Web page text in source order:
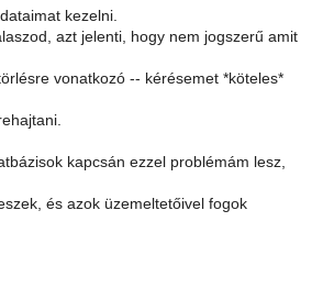
kezelni.
azt jelenti, hogy nem jogszerű amit
vonatkozó -- kérésemet *köteles*
kapcsán ezzel problémám lesz,
és azok üzemeltetőivel fogok